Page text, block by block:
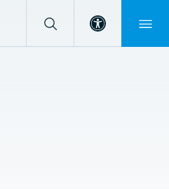
Open